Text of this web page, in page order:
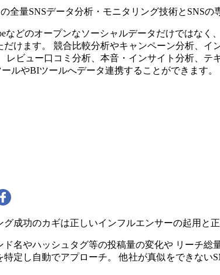
全量SNSデータ分析・モニタリング技術とSNSの
などのオープンなソーシャルデータだけではな
けます。 競合比較分析やキャンペーン分析、
レビュー口コミ分析、本音・インサイト分析、
ルやBIツールへデータ連携することができます
成功のカギは正しいインフルエンサーの起用と
名やハッシュタグ等の投稿量の変化や リーチ
定し自動でアプローチ。 他社が真似をできない